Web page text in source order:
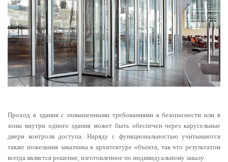
Проход в здания с повышенными требованиями к безопасности или в
зоны внутри одного здания может быть обеспечен через карусельные
двери контроля доступа. Наряду с функциональностью учитываются
также пожелания заказчика к архитектуре объекта, так что результатом
всегда является решение, изготовленное по индивидуальному заказу.